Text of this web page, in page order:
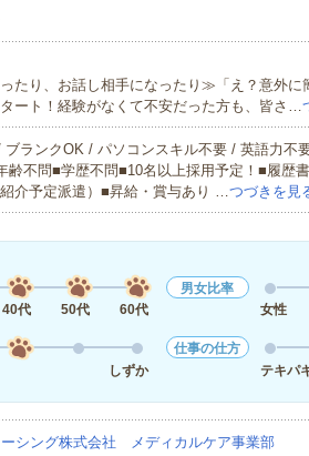
たり、お話し相手になったり≫「え？意外に
ート！経験がなくて不安だった方も、皆さ…
ブランクOK / パソコンスキル不要 / 英語力不
齢不問■学歴不問■10名以上採用予定！■履歴
介予定派遣）■昇給・賞与あり … つづきを見
40代 50代 60代
男女比率
女性
しずか
仕事の仕方
テキパ
ーシング株式会社 メディカルケア事業部